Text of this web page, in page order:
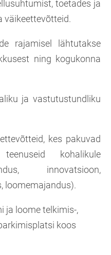
toetades ja
väikeettevõtteid.
rajamisel lähtutakse
ning kogukonna
ja vastutustundliku
kes pakuvad
kohalikule
innovatsioon,
loomemajandus).
ja loome telkimis-,
koos